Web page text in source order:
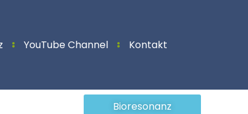
YouTube Channel Kontakt
Bioresonanz